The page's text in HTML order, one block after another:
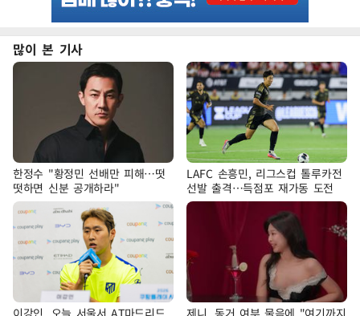
많이 본 기사
한정수 "황정민 선배만 피해…떳
떳하면 신분 공개하라"
LAFC 손흥민, 리그스컵 톨루카전
선발 출격…득점포 재가동 도전
이강인, 오늘 서울서 AT마드리드 제니, 동거 여부 물음에 "여기까지